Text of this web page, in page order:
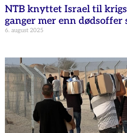
NTB knyttet Israel til
ganger mer enn
6. august 2025